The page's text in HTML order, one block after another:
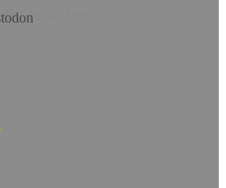
Hol dir die App!